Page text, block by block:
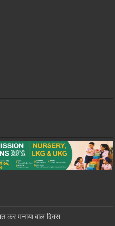
कर मनाया बाल दिवस